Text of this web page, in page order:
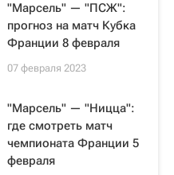
"Марсель" — "ПСЖ":
прогноз на матч Кубка
Франции 8 февраля
07 февраля 2023
"Марсель" — "Ницца":
где смотреть матч
чемпионата Франции 5
февраля